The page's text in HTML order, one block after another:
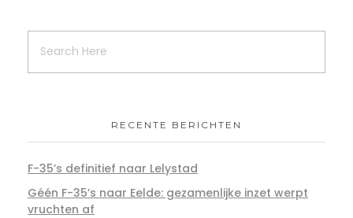
RECENTE BERICHTEN
F-35’s definitief naar Lelystad
Géén F-35’s naar Eelde: gezamenlijke inzet werpt
vruchten af